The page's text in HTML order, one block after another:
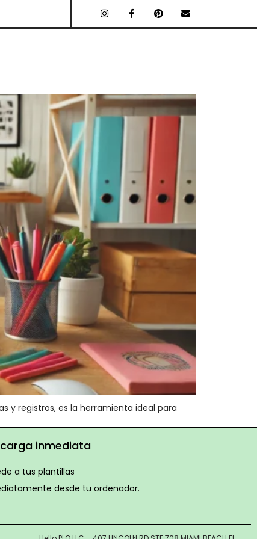
y registros, es la herramienta ideal para
inmediata
a tus plantillas
desde tu ordenador.